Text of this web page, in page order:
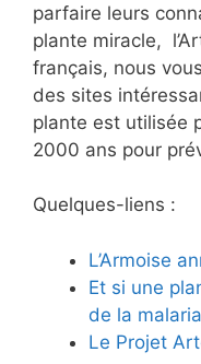
parfaire leurs
plante miracle,
français, nous
des sites
plante est utilisée
2000 ans pour
Quelques-liens :
L’Armoise
Et si une
de la
Le Projet